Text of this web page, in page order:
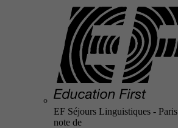
EF Séjours Linguistiques - Paris
note de